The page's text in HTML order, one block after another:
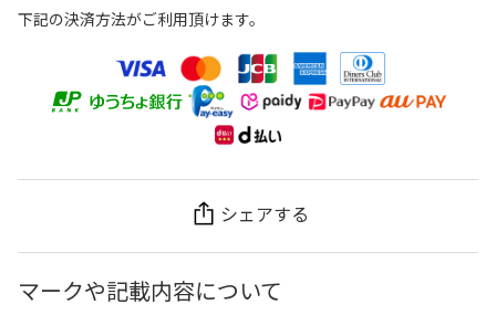
下記の決済方法がご利用頂けます。
シェアする
マークや記載内容について